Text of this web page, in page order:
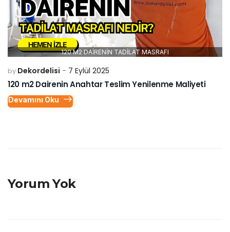
120 M2 DAİRENİN TADİLAT MASRAFI
by Dekordelisi 7 Eylül 2025
120 m2 Dairenin Anahtar Teslim Yenilenme Maliyeti
Devamını Oku
Yorum Yok